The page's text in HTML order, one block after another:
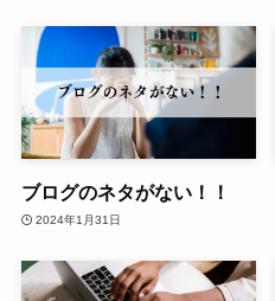
ブログのネタがない！！
2024年1月31日